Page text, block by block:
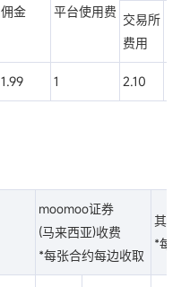
佣金 平台使用费 交易所
费用
1.99 1 2.10
moomoo证券
(马来西亚)收费
*每张合约每边收取
其
*每